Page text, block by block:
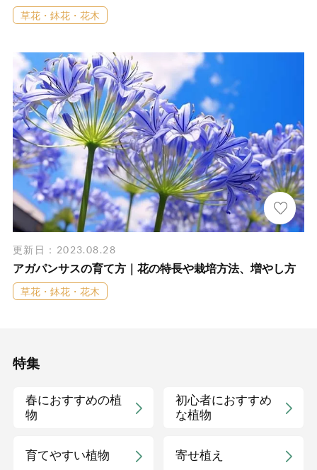
草花・鉢花・花木
更新日：2023.08.28
アガパンサスの育て方｜花の特長や栽培方法、増やし方
草花・鉢花・花木
特集
春におすすめの植
物
初心者におすすめ
な植物
育てやすい植物 寄せ植え